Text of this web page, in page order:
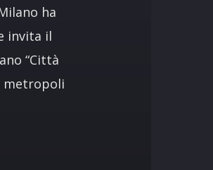
ha
invita il
“Città
metropoli